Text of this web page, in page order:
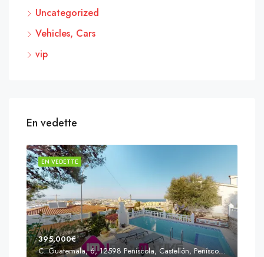
Uncategorized
Vehicles, Cars
vip
En vedette
EN VEDETTE
395,000€
C. Guatemala, 6, 12598 Peñíscola, Castellón, Peñíscola, Communauté valencienne